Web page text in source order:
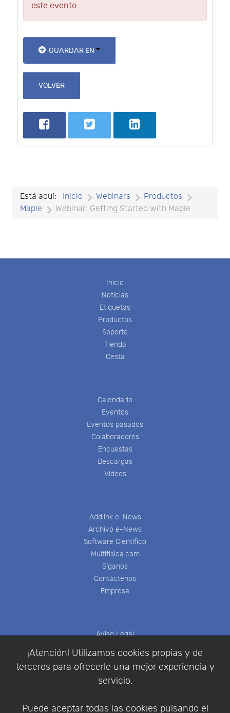
¡Atención! Utilizamos cookies propias y de
terceros para ofrecerle una mejor experiencia y
servicio.
Puede aceptar todas las cookies pulsando el
este evento
GUARDAR EN
VOLVER
Está aquí: Inicio Webinars
Productos
Maple
Webinar: Getting Started with Maple
Inicio
Noticias
Etiquetas
Productos
Soporte
Tienda
Cesta
Calendario
Eventos
Eventos pasados
Colaboradores
Encuestas
Descargas
Videos
Addlink e-News
Archivo e-News
Software Científico
Multifisica.com
Síganos
Contáctenos
Empresa
Aviso Legal
Política de Privacidad
Condiciones de compra
Identificarse